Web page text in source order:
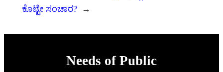
ಕೊಟ್ಟೇ ಸಂಚಾರ? →
Needs of Public